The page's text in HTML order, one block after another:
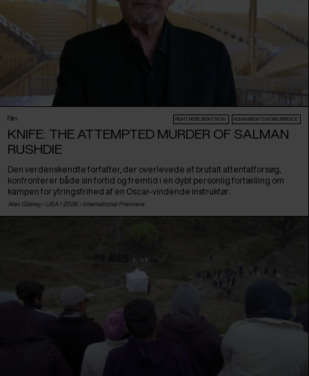
Film RIGHT HERE, RIGHT NOW HUMAN:RIGHTS KONKURRENCE
KNIFE: THE ATTEMPTED MURDER OF SALMAN
RUSHDIE
Den verdenskendte forfatter, der overlevede et brutalt attentatforsøg,
konfronterer både sin fortid og fremtid i en dybt personlig fortælling om
kampen for ytringsfrihed af en Oscar-vindende instruktør.
Alex Gibney / USA / 2026 / International Premiere